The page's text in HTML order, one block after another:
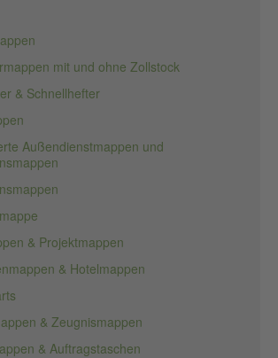
mit und ohne Zollstock
& Schnellhefter
Außendienstmappen und
& Projektmappen
& Hotelmappen
& Zeugnismappen
& Auftragstaschen